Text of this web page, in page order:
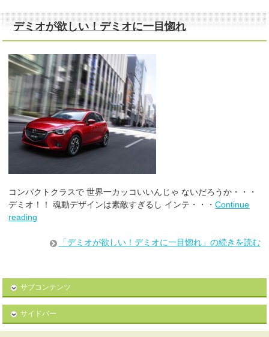
デミオが欲しい！デミオに一目惚れ
コンパクトクラスで 世界一カッコいいんじゃ ないだろうか・・・
デミオ！！ 魂動デザインは素敵すぎるし インテ・・・Continue
reading
「デミオが欲しい！デミオに一目惚れ」の続きを読む
サブコンテンツ
サイドバー